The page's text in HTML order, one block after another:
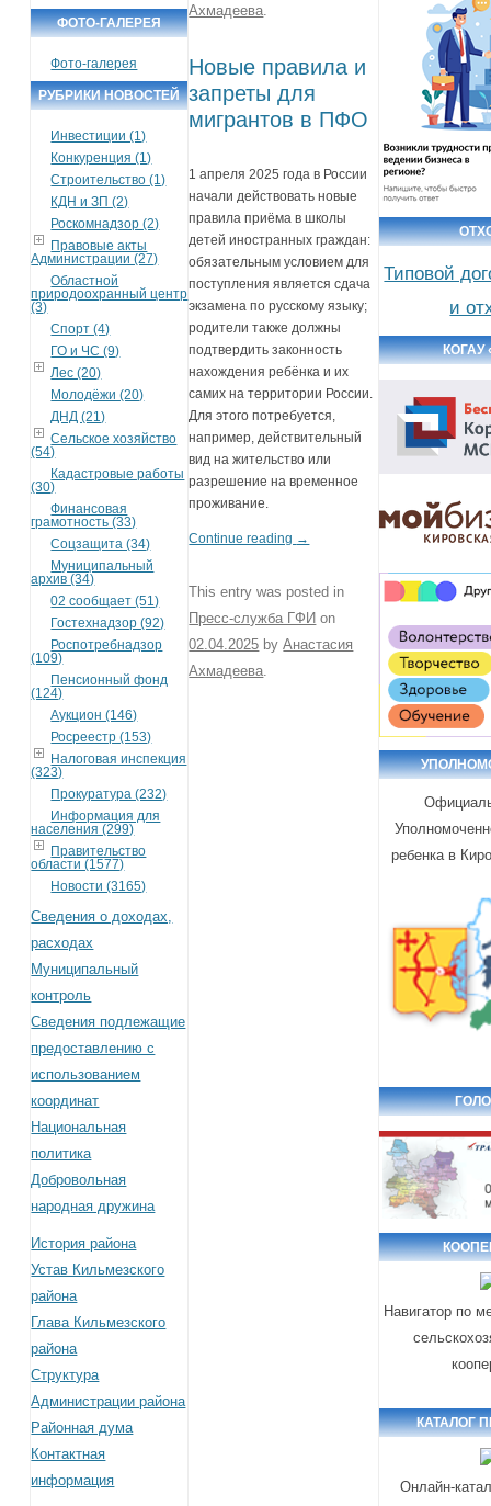
ФОТО-ГАЛЕРЕЯ
Фото-галерея
РУБРИКИ НОВОСТЕЙ
Инвестиции (1)
Конкуренция (1)
Строительство (1)
КДН и ЗП (2)
Роскомнадзор (2)
Правовые акты
Администрации (27)
Областной
природоохранный центр
(3)
Спорт (4)
ГО и ЧС (9)
Лес (20)
Молодёжи (20)
ДНД (21)
Сельское хозяйство
(54)
Кадастровые работы
(30)
Финансовая
грамотность (33)
Соцзащита (34)
Муниципальный
архив (34)
02 сообщает (51)
Гостехнадзор (92)
Роспотребнадзор
(109)
Пенсионный фонд
(124)
Аукцион (146)
Росреестр (153)
Налоговая инспекция
(323)
Прокуратура (232)
Информация для
населения (299)
Правительство
области (1577)
Новости (3165)
Сведения о доходах,
расходах
Муниципальный
контроль
Сведения подлежащие
предоставлению с
использованием
координат
Национальная
политика
Добровольная
народная дружина
История района
Устав Кильмезского
района
Глава Кильмезского
района
Структура
Администрации района
Районная дума
Контактная
информация
Ахмадеева.
Новые правила и
запреты для
мигрантов в ПФО
1 апреля 2025 года в России
начали действовать новые
правила приёма в школы
детей иностранных граждан:
обязательным условием для
поступления является сдача
экзамена по русскому языку;
родители также должны
подтвердить законность
нахождения ребёнка и их
самих на территории России.
Для этого потребуется,
например, действительный
вид на жительство или
разрешение на временное
проживание.
Continue reading →
This entry was posted in
Пресс-служба ГФИ on
02.04.2025 byАнастасия
Ахмадеева.
Типовой
и
КОГАУ
ребенка в
Навигатор по
КАТАЛОГ
Онлайн-